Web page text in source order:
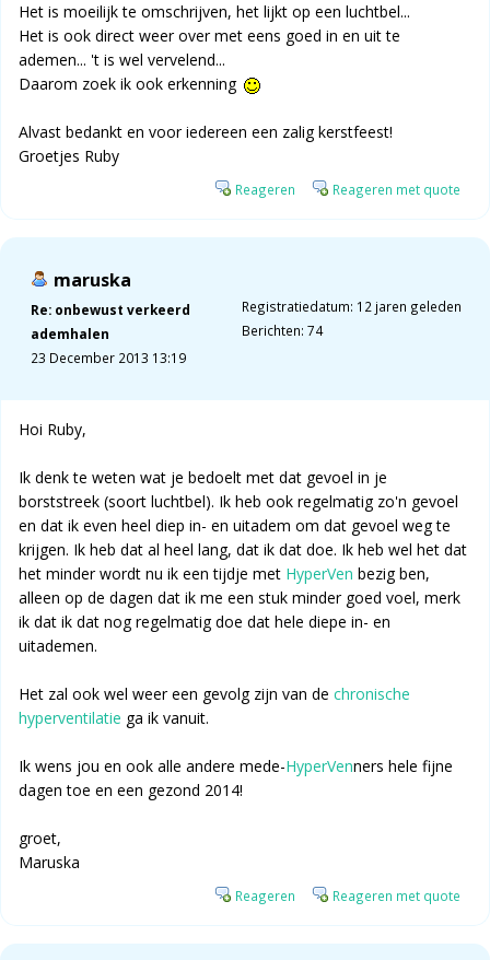
Het is moeilijk te omschrijven, het lijkt op een luchtbel...
Het is ook direct weer over met eens goed in en uit te
ademen... 't is wel vervelend...
Daarom zoek ik ook erkenning
Alvast bedankt en voor iedereen een zalig kerstfeest!
Groetjes Ruby
Reageren Reageren met quote
maruska
Re: onbewust verkeerd
ademhalen
23 December 2013 13:19
Registratiedatum: 12 jaren geleden
Berichten: 74
Hoi Ruby,
Ik denk te weten wat je bedoelt met dat gevoel in je
borststreek (soort luchtbel). Ik heb ook regelmatig zo'n gevoel
en dat ik even heel diep in- en uitadem om dat gevoel weg te
krijgen. Ik heb dat al heel lang, dat ik dat doe. Ik heb wel het dat
het minder wordt nu ik een tijdje met HyperVen bezig ben,
alleen op de dagen dat ik me een stuk minder goed voel, merk
ik dat ik dat nog regelmatig doe dat hele diepe in- en
uitademen.
Het zal ook wel weer een gevolg zijn van de chronische
hyperventilatie ga ik vanuit.
Ik wens jou en ook alle andere mede-HyperVenners hele fijne
dagen toe en een gezond 2014!
groet,
Maruska
Reageren Reageren met quote